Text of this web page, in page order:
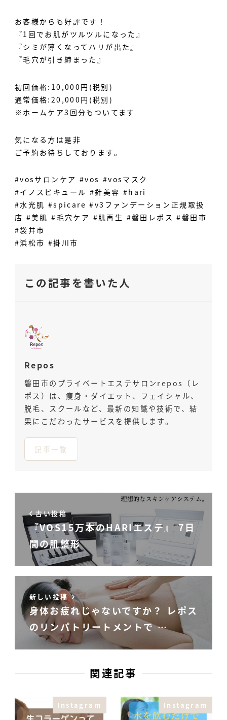
お客様からも好評です！
『1回でお肌がツルツルになった』
『シミが薄くなってハリが出た』
『毛穴が引き締まった』
初回価格:10,000円(税別)
通常価格:20,000円(税別)
※ホームケア3回分もついてます
気になる方は是非
ご予約お待ちしております。
#vosサロンケア #vos #vosマスク
#イノスピキュール #針美容 #hari
#水光肌 #spicare #v3ファンデーション正規取扱
店 #美肌 #毛穴ケア #肌再生 #磐田レポス #磐田市
#袋井市
#浜松市 #掛川市
この記事を書いた人
Repos
磐田市のプライベートエステサロンrepos（レ
ポス）は、痩身・ダイエット、フェイシャル、
脱毛、スクールなど、最新の知識や技術で、結
果にこだわったサービスを提供します。
記事一覧
古い投稿
『VOS15万本のHARIエステ』 7日
間の肌整形
新しい投稿
身体お疲れじゃないですか？ レポス
のリンパトリートメントで …
関連記事
Instagram Instagram